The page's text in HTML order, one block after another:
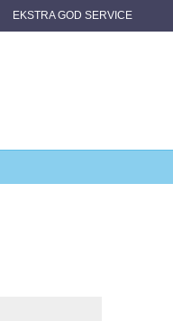
EKSTRA GOD SERVICE